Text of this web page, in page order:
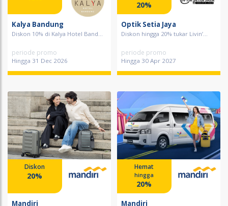
Kalya Bandung
Diskon 10% di Kalya Hotel Band...
periode promo
Hingga 31 Dec 2026
20%
Optik Setia Jaya
Diskon hingga 20% tukar Livin’...
periode promo
Hingga 30 Apr 2027
Diskon
20%
Mandiri
Hemat
hingga
20%
Mandiri